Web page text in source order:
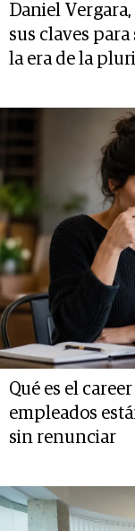
Daniel
sus claves
la era de la
Qué es el
empleados
sin renunciar